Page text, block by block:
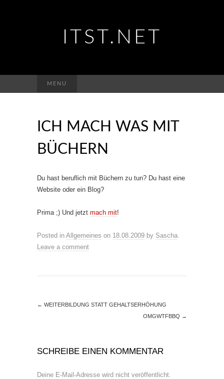
ITST.NET
MENU
nach:
ICH MACH WAS MIT
BÜCHERN
Du hast beruflich mit Büchern zu tun? Du hast eine
Website oder ein Blog?
Prima ;) Und jetzt mach mit!
Posted in Allgemeines on 18.08.2009 by Sascha.
Leave a comment
← WEITERBILDUNG STATT GEHALTSERHÖHUNG
OMGWTFBBQ →
SCHREIBE EINEN KOMMENTAR
Deine E-Mail-Adresse wird nicht veröffentlicht.